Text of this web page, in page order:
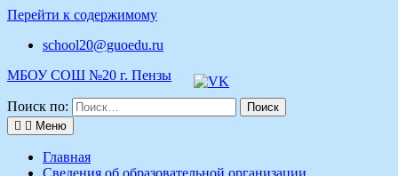
Перейти к содержимому
school20@guoedu.ru
МБОУ СОШ №20 г. Пензы
Поиск по:
Меню
Главная
Сведения об образовательной организации